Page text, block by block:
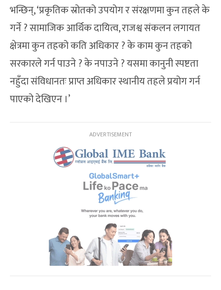
भन्छिन्, ‘प्रकृतिक स्रोतको उपयोग र संरक्षणमा कुन तहले के
गर्ने ? सामाजिक आर्थिक दायित्व, राजश्व संकलन लगायत
क्षेत्रमा कुन तहको कति अधिकार ? के काम कुन तहको
सरकारले गर्न पाउने ? के नपाउने ? यसमा कानुनी स्पष्टता
नहुँदा संविधानतः प्राप्त अधिकार स्थानीय तहले प्रयोग गर्न
पाएको देखिएन ।’